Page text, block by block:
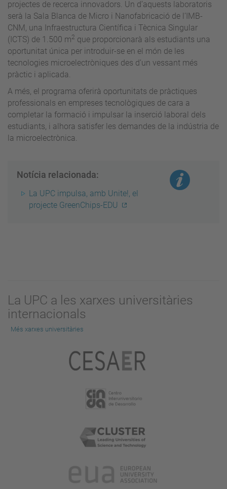
projectes de recerca innovadors. Un d’aquests laboratoris
serà la Sala Blanca de Micro i Nanofabricació de l’IMB-
CNM, una Infraestructura Científica i Tècnica Singular
(ICTS) de 1.500 m2 que proporcionarà als estudiants una
oportunitat única per introduir-se en el món de les
tecnologies microelectròniques des d’un vessant més
pràctic i aplicada.
A més, el programa oferirà oportunitats de pràctiques
professionals en empreses tecnològiques de cara a
completar la formació i impulsar la inserció laboral dels
estudiants, i alhora satisfer les demandes de la indústria de
la microelectrònica.
Notícia relacionada:
La UPC impulsa, amb Unite!, el
projecte GreenChips-EDU
La UPC a les xarxes universitàries
internacionals
Més xarxes universitàries